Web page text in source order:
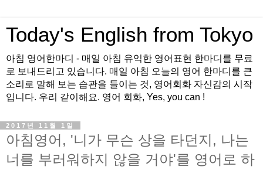
Today's English from Tokyo
아침 영어한마디 - 매일 아침 유익한 영어표현 한마디를 무료
로 보내드리고 있습니다. 매일 아침 오늘의 영어 한마디를 큰
소리로 말해 보는 습관을 들이는 것, 영어회화 자신감의 시작
입니다. 우리 같이해요. 영어 회화, Yes, you can !
2017년 11월 1일
아침영어, '니가 무슨 상을 타던지, 나는
너를 부러워하지 않을 거야'를 영어로 하